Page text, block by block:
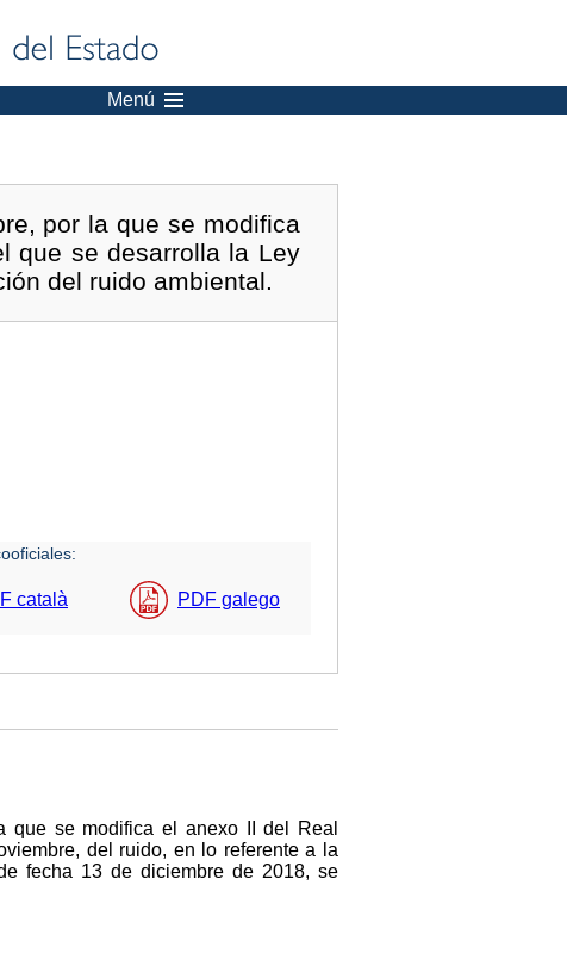
Menú
por la que se modifica
que se desarrolla la Ley
del ruido ambiental.
català PDF galego
que se modifica el anexo II del Real
del ruido, en lo referente a la
fecha 13 de diciembre de 2018, se